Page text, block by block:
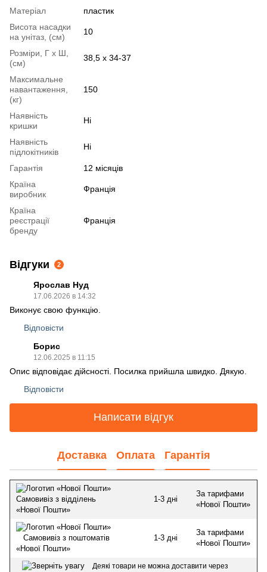
Матеріал
пластик
Висота насадки
на унітаз, (см)
10
Розміри, Г х Ш,
(см)
38,5 x 34-37
Максимальне
навантаження,
(кг)
150
Наявність
кришки
Ні
Наявність
підлокітників
Ні
Гарантія
12 місяців
Країна
виробник
Франція
Країна
реєстрації
бренду
Франція
Відгуки 2
Ярослав Нуд
17.06.2026 в 14:32
Виконує свою функцію.
Відповісти
Борис
12.06.2025 в 11:15
Опис відповідає дійсності. Посилка прийшла швидко. Дякую.
Відповісти
Написати відгук
Доставка Оплата Гарантія
Самовивіз з відділень
«Нової Пошти»
1-3 дні
За тарифами
«Нової Пошти»
Самовивіз з поштоматів
«Нової Пошти»
1-3 дні
За тарифами
«Нової Пошти»
Деякі товари не можна доставити через